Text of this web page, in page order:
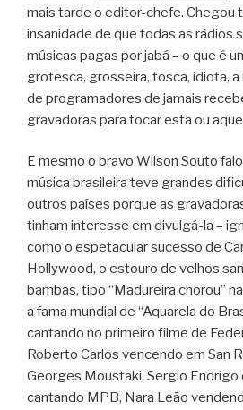
mais tarde o editor-chefe. Chegou
insanidade de que todas as rádios
músicas pagas por jabá – o que é
grotesca, grosseira, tosca, idiota, a
de programadores de jamais
gravadoras para tocar esta ou
E mesmo o bravo Wilson Souto
música brasileira teve grandes
outros países porque as
tinham interesse em divulgá-la –
como o espetacular sucesso de
Hollywood, o estouro de velhos
bambas, tipo “Madureira chorou”
a fama mundial de “Aquarela do
cantando no primeiro filme de
Roberto Carlos vencendo em San
Georges Moustaki, Sergio Endrigo
cantando MPB, Nara Leão